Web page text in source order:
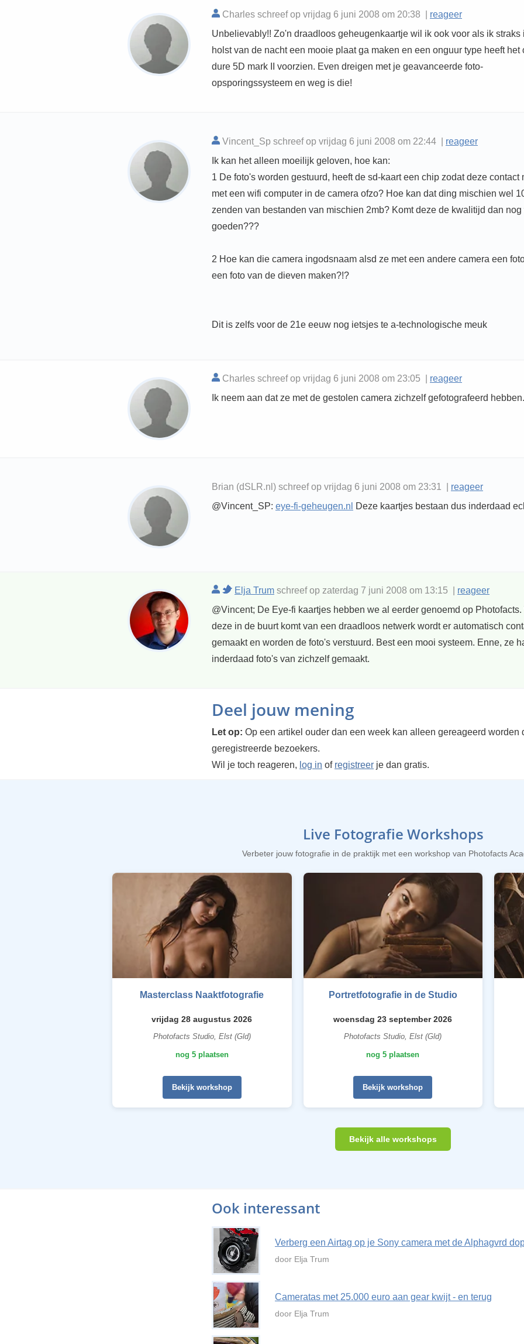
Charles schreef op vrijdag 6 juni 2008 om 20:38 | reageer
Unbelievably!! Zo'n draadloos geheugenkaartje wil ik ook voor als ik straks
holst van de nacht een mooie plaat ga maken en een onguur type heeft het
dure 5D mark II voorzien. Even dreigen met je geavanceerde foto-
opsporingssysteem en weg is die!
Vincent_Sp schreef op vrijdag 6 juni 2008 om 22:44 | reageer
Ik kan het alleen moeilijk geloven, hoe kan:
1 De foto's worden gestuurd, heeft de sd-kaart een chip zodat deze contact
met een wifi computer in de camera ofzo? Hoe kan dat ding mischien wel
zenden van bestanden van mischien 2mb? Komt deze de kwalitijd dan nog
goeden???
2 Hoe kan die camera ingodsnaam alsd ze met een andere camera een
een foto van de dieven maken?!?
Dit is zelfs voor de 21e eeuw nog ietsjes te a-technologische meuk
Charles schreef op vrijdag 6 juni 2008 om 23:05 | reageer
Ik neem aan dat ze met de gestolen camera zichzelf gefotografeerd hebben.
Brian (dSLR.nl) schreef op vrijdag 6 juni 2008 om 23:31 | reageer
@Vincent_SP: eye-fi-geheugen.nl Deze kaartjes bestaan dus inderdaad
Elja Trum schreef op zaterdag 7 juni 2008 om 13:15 | reageer
@Vincent; De Eye-fi kaartjes hebben we al eerder genoemd op Photofacts.
deze in de buurt komt van een draadloos netwerk wordt er automatisch
gemaakt en worden de foto's verstuurd. Best een mooi systeem. Enne, ze
inderdaad foto's van zichzelf gemaakt.
Deel jouw mening
Let op: Op een artikel ouder dan een week kan alleen gereageerd worden
geregistreerde bezoekers.
Wil je toch reageren, log in of registreer je dan gratis.
Live Fotografie Workshops
Verbeter jouw fotografie in de praktijk met een workshop van Photofacts
Masterclass Naaktfotografie
vrijdag 28 augustus 2026
Photofacts Studio, Elst (Gld)
nog 5 plaatsen
Bekijk workshop
Portretfotografie in de Studio
woensdag 23 september 2026
Photofacts Studio, Elst (Gld)
nog 5 plaatsen
Bekijk workshop
Bekijk alle workshops
Ook interessant
Verberg een Airtag op je Sony camera met de Alphagvrd
door Elja Trum
Cameratas met 25.000 euro aan gear kwijt - en terug
door Elja Trum